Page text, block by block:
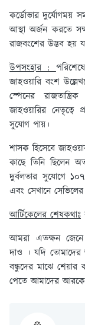
কর্ডোভার দুর্যোগময়
আস্থা অর্জন করতে
রাজবংশের উদ্ভব হয়
উপসংহার :
জাহওয়ারি বংশ
স্পেনের
জাহওয়ারির নেতৃত্বে
সুযোগ পায়।
শাসক হিসেবে
কাছে তিনি ছিলেন
দুর্বলতার সুযোগে
এবং সেখানে
আর্টিকেলের শেষকথাঃ
আমরা এতক্ষন জেনে
দাও । যদি
বন্ধুদের মাঝে
পেতে আমাদের আরকে